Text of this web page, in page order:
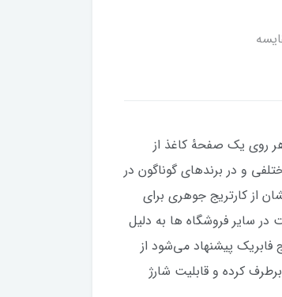
روی یک صفحهٔ کاغذ از
و در برندهای گوناگون در
از كارتريج جوهری برای
سایر فروشگاه ها به دلیل
پیشنهاد می‌شود از
کرده و قابلیت شارژ